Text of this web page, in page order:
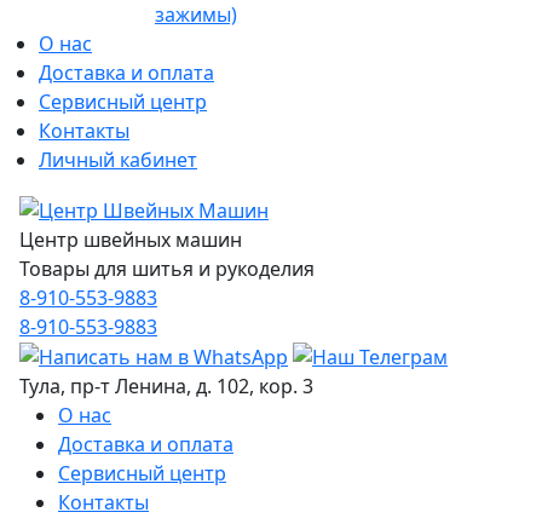
зажимы)
О нас
Доставка и оплата
Сервисный центр
Контакты
Личный кабинет
Центр швейных машин
Товары для шитья и рукоделия
8-910-553-9883
8-910-553-9883
Тула, пр-т Ленина, д. 102, кор. 3
О нас
Доставка и оплата
Сервисный центр
Контакты